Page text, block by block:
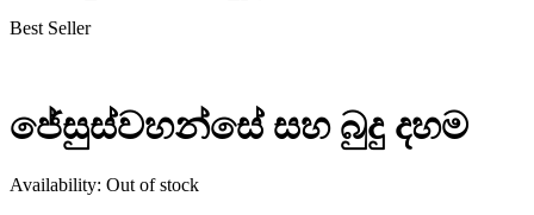
Best Seller
ජේසුස්වහන්සේ සහ බුදු දහම
Availability: Out of stock